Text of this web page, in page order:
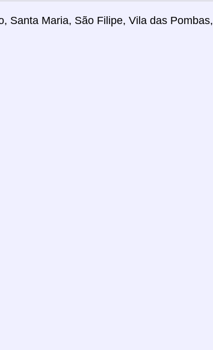
Santa Maria, São Filipe, Vila das Pombas,